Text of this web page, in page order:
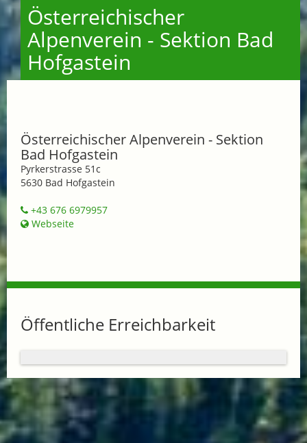
Österreichischer
Alpenverein - Sektion Bad
Hofgastein
Österreichischer Alpenverein - Sektion
Bad Hofgastein
Pyrkerstrasse 51c
5630 Bad Hofgastein
+43 676 6979957
Webseite
Öffentliche Erreichbarkeit